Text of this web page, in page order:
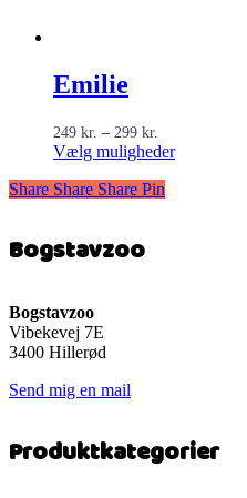
Emilie
249 kr. – 299 kr.
249 kr.
til
299 kr.
Vælg mulighederDette
Share
Share Share Share Pin
Bogstavzoo
Bogstavzoo
Vibekevej 7E
3400 Hillerød
Send mig en mail
Produktkategorier